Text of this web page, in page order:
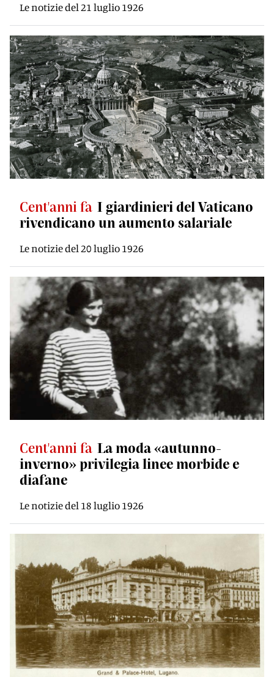
Le notizie del 21 luglio 1926
Cent'anni fa I giardinieri del Vaticano
rivendicano un aumento salariale
Le notizie del 20 luglio 1926
Cent'anni fa La moda «autunno-
inverno» privilegia linee morbide e
diafane
Le notizie del 18 luglio 1926